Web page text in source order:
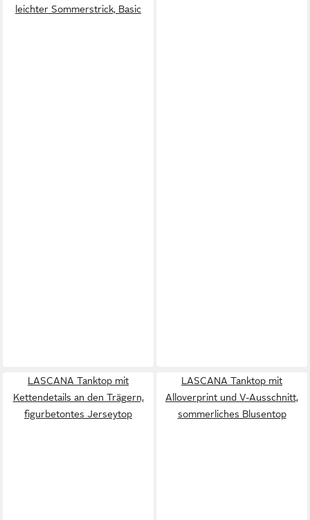
leichter Sommerstrick, Basic
LASCANA Tanktop mit
Kettendetails an den Trägern,
figurbetontes Jerseytop
LASCANA Tanktop mit
Alloverprint und V-Ausschnitt,
sommerliches Blusentop